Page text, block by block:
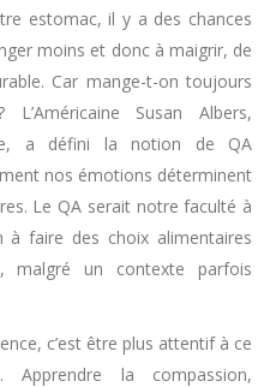
estomac, il y a des chances
moins et donc à maigrir, de
Car mange-t-on toujours
Susan Albers,
a défini la notion de QA
nos émotions déterminent
Le QA serait notre faculté à
faire des choix alimentaires
malgré un contexte parfois
c’est être plus attentif à ce
la compassion,